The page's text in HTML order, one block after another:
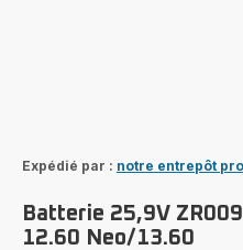
Expédié par : notre entrepôt
Batterie 25,9V
12.60 Neo/13.60